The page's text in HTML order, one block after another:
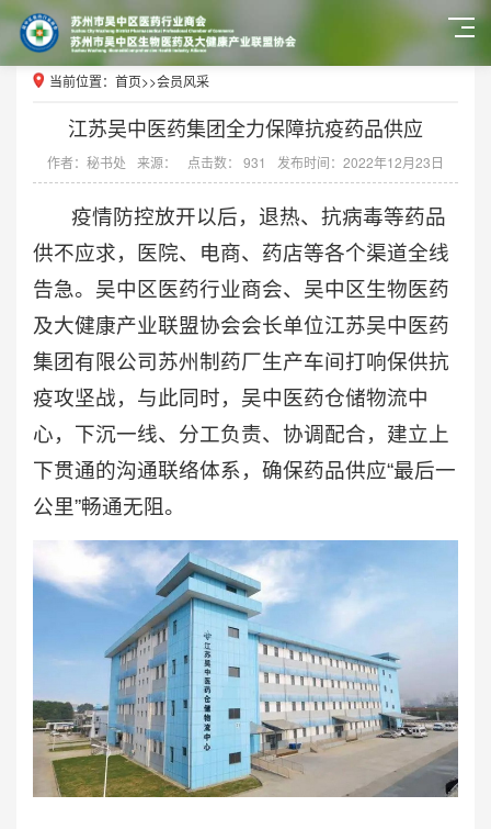
当前位置： 首页>>会员风采
江苏吴中医药集团全力保障抗疫药品供应
作者：秘书处 来源： 点击数： 931 发布时间：2022年12月23日
疫情防控放开以后，退热、抗病毒等药品
供不应求，医院、电商、药店等各个渠道全线
告急。吴中区医药行业商会、吴中区生物医药
及大健康产业联盟协会会长单位江苏吴中医药
集团有限公司苏州制药厂生产车间打响保供抗
疫攻坚战，与此同时，吴中医药仓储物流中
心，下沉一线、分工负责、协调配合，建立上
下贯通的沟通联络体系，确保药品供应“最后一
公里”畅通无阻。